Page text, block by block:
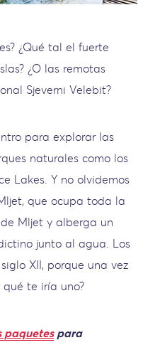
¿Qué tal el fuerte
¿O las remotas
Sjeverni Velebit?
para explorar las
naturales como los
Lakes. Y no olvidemos
que ocupa toda la
Mljet y alberga un
junto al agua. Los
XII, porque una vez
te iría uno?
paquetespara